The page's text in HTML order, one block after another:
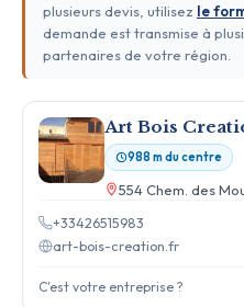
plusieurs devis, utilisez le
demande est transmise à
partenaires de votre région.
Art Bois
988 m du centre
554 Chem. des
+33426515983
art-bois-creation.fr
C'est votre entreprise ?